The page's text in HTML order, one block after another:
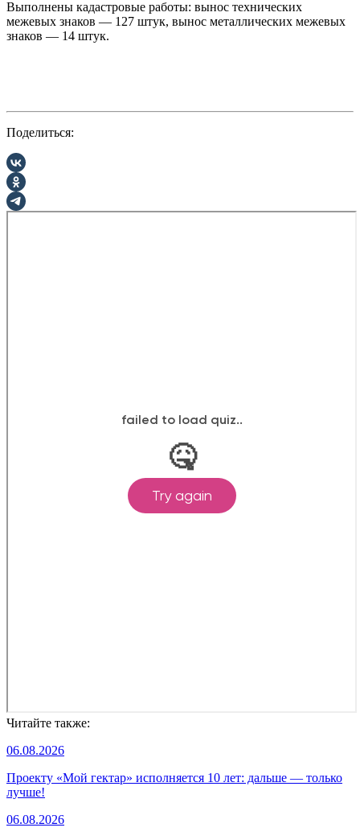
Выполнены кадастровые работы: вынос технических
межевых знаков — 127 штук, вынос металлических межевых
знаков — 14 штук.
Поделиться:
Читайте также:
06.08.2026
Проекту «Мой гектар» исполняется 10 лет: дальше — только
лучше!
06.08.2026